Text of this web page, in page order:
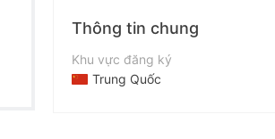
Thông tin chung
Khu vực đăng ký
Trung Quốc